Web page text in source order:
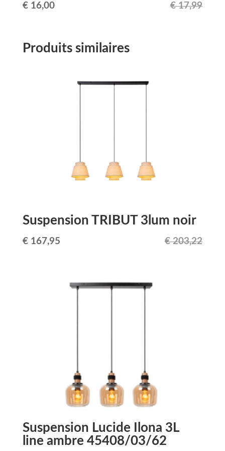
€17,99
Le
était :
€16,00Le
est :
Produits similaires
Suspension TRIBUT 3lum noir
€203,22
Le
€167,95Le
est :
Suspension Lucide Ilona 3L
line ambre 45408/03/62